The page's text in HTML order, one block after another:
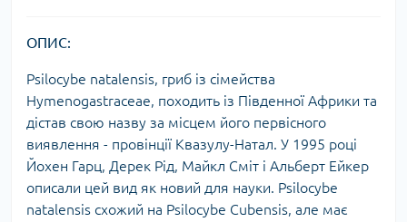
ОПИС:
Psilocybe natalensis, гриб із сімейства
Hymenogastraceae, походить із Південної Африки та
дістав свою назву за місцем його первісного
виявлення - провінції Квазулу-Натал. У 1995 році
Йохен Гарц, Дерек Рід, Майкл Сміт і Альберт Ейкер
описали цей вид як новий для науки. Psilocybe
natalensis схожий на Psilocybe Сubensis, але має